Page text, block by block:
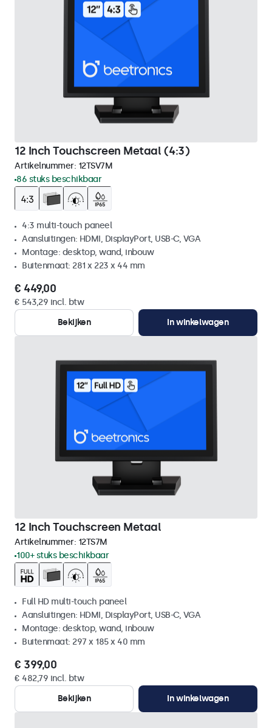
12 Inch Touchscreen Metaal (4:3)
Artikelnummer: 12TSV7M
86 stuks beschikbaar
4:3 multi-touch paneel
Aansluitingen: HDMI, DisplayPort, USB-C, VGA
Montage: desktop, wand, inbouw
Buitenmaat: 281 x 223 x 44 mm
€ 449,00
€ 543,29 incl. btw
Bekijken
In winkelwagen
12 Inch Touchscreen Metaal
Artikelnummer: 12TS7M
100+ stuks beschikbaar
Full HD multi-touch paneel
Aansluitingen: HDMI, DisplayPort, USB-C, VGA
Montage: desktop, wand, inbouw
Buitenmaat: 297 x 185 x 40 mm
€ 399,00
€ 482,79 incl. btw
Bekijken
In winkelwagen